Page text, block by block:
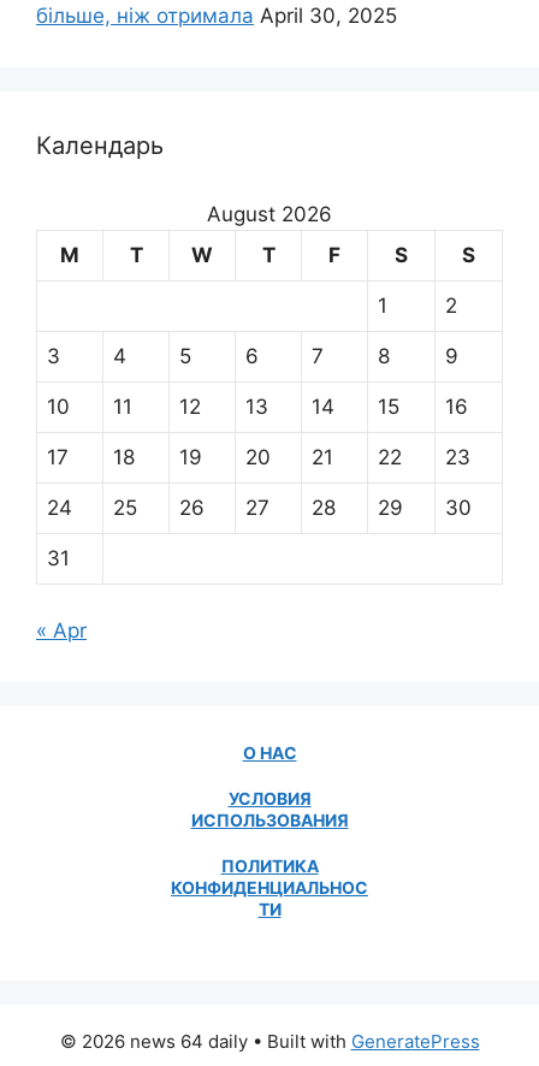
більше, ніж отримала April 30, 2025
Календарь
August 2026
M
T W T F S S
1 2
3 4 5 6 7 8 9
10 11 12 13 14 15 16
17 18 19 20 21 22 23
24 25 26 27 28 29 30
31
« Apr
О НАС
УСЛОВИЯ
ИСПОЛЬЗОВАНИЯ
ПОЛИТИКА
КОНФИДЕНЦИАЛЬНОС
ТИ
© 2026 news 64 daily• Built with GeneratePress